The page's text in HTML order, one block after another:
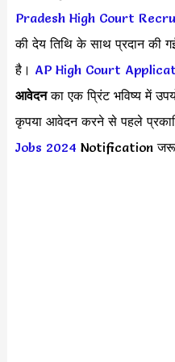
Pradesh High Court
की देय तिथि के साथ प्रदान की
है। AP High Court
आवेदनका एक प्रिंट भविष्य में
कृपया आवेदन करने से पहले
Jobs 2024 Notification